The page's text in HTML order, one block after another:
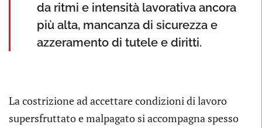
da ritmi e intensità lavorativa ancora
più alta, mancanza di sicurezza e
azzeramento di tutele e diritti.
La costrizione ad accettare condizioni di lavoro
supersfruttato e malpagato si accompagna spesso